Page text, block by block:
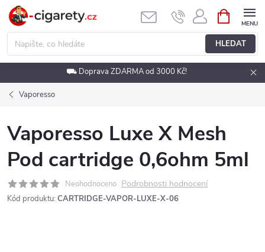
Přejít
obsah
HLEDAT
NÁKUPNÍ
KOŠÍK
⛟ Doprava ZDARMA od 3000 Kč!
Vaporesso
Vaporesso Luxe X Mesh
Pod cartridge 0,6ohm 5ml
Neohodnoceno Podrobnosti hodnocení
Kód produktu: CARTRIDGE-VAPOR-LUXE-X-06